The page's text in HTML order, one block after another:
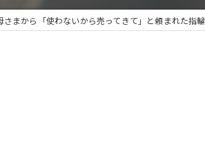
さまから「使わないから売ってきて」と頼まれた指